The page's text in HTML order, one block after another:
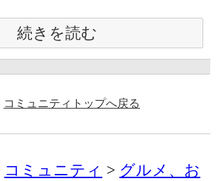
続きを読む
コミュニティトップへ戻る
コミュニティ
グルメ、お